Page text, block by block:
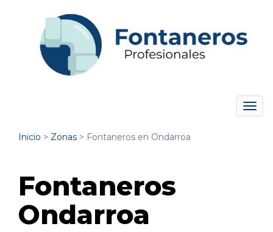
Inicio > Zonas > Fontaneros en Ondarroa
Fontaneros
Ondarroa